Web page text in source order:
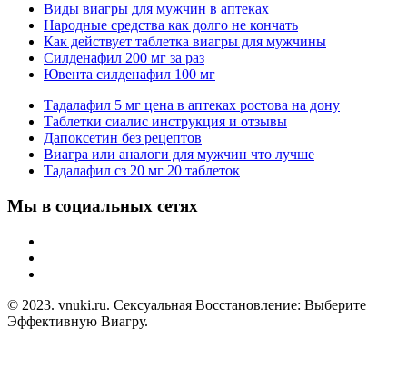
Виды виагры для мужчин в аптеках
Народные средства как долго не кончать
Как действует таблетка виагры для мужчины
Силденафил 200 мг за раз
Ювента силденафил 100 мг
Тадалафил 5 мг цена в аптеках ростова на дону
Таблетки сиалис инструкция и отзывы
Дапоксетин без рецептов
Виагра или аналоги для мужчин что лучше
Тадалафил сз 20 мг 20 таблеток
Мы в социальных сетях
© 2023. vnuki.ru. Сексуальная Восстановление: Выберите
Эффективную Виагру.